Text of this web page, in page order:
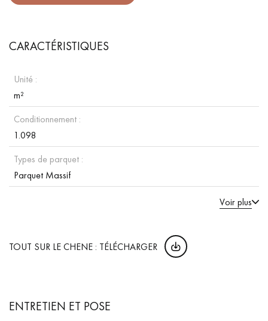
CARACTÉRISTIQUES
Unité :
m²
Conditionnement :
1.098
Types de parquet :
Parquet Massif
Voir plus
TOUT SUR LE CHENE : TÉLÉCHARGER
ENTRETIEN ET POSE